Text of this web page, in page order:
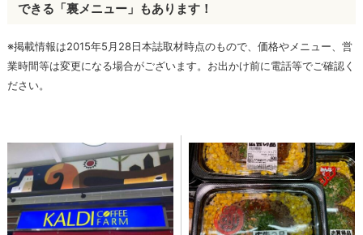
できる「裏メニュー」もあります！
※掲載情報は2015年5月28日本誌取材時点のもので、価格やメニュー、営
業時間等は変更になる場合がございます。お出かけ前に電話等でご確認く
ださい。